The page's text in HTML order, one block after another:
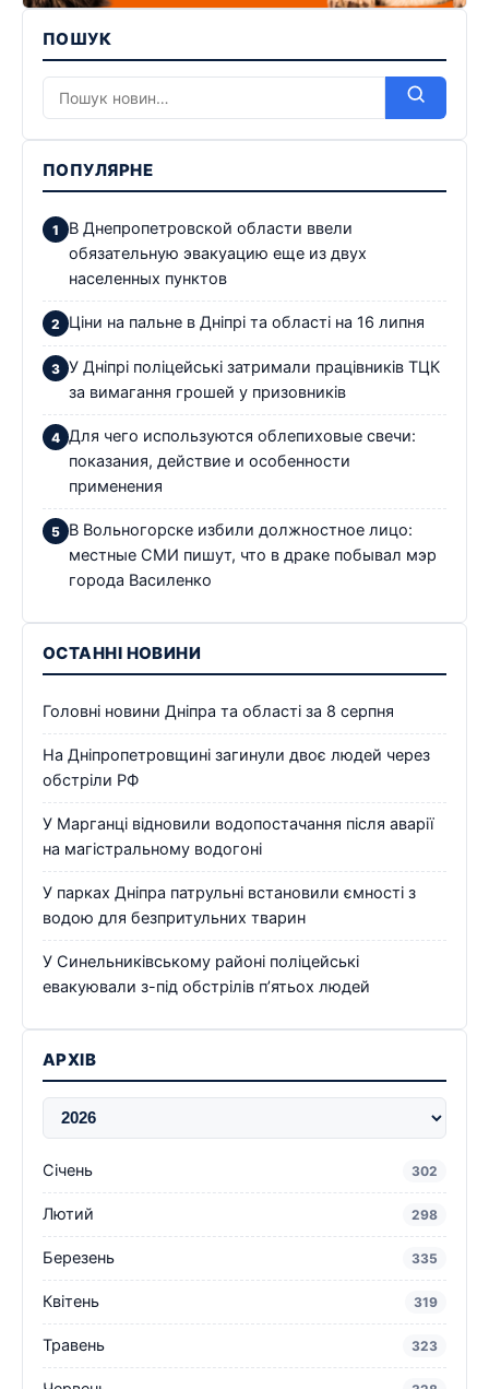
ПОШУК
ПОПУЛЯРНЕ
В Днепропетровской области ввели
обязательную эвакуацию еще из двух
населенных пунктов
Ціни на пальне в Дніпрі та області на 16 липня
У Дніпрі поліцейські затримали працівників ТЦК
за вимагання грошей у призовників
Для чего используются облепиховые свечи:
показания, действие и особенности
применения
В Вольногорске избили должностное лицо:
местные СМИ пишут, что в драке побывал мэр
города Василенко
ОСТАННІ НОВИНИ
Головні новини Дніпра та області за 8 серпня
На Дніпропетровщині загинули двоє людей через
обстріли РФ
У Марганці відновили водопостачання після аварії
на магістральному водогоні
У парках Дніпра патрульні встановили ємності з
водою для безпритульних тварин
У Синельниківському районі поліцейські
евакуювали з-під обстрілів п’ятьох людей
АРХІВ
Січень 302
Лютий 298
Березень 335
Квітень 319
Травень 323